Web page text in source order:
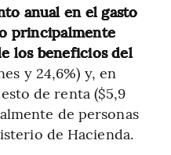
anual en el gasto
principalmente
los beneficios del
y 24,6%) y, en
de renta ($5,9
de personas
de Hacienda.